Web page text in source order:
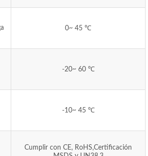
0~ 45 ℃
-20~ 60 ℃
-10~ 45 ℃
Cumplir con CE, RoHS,Certificación